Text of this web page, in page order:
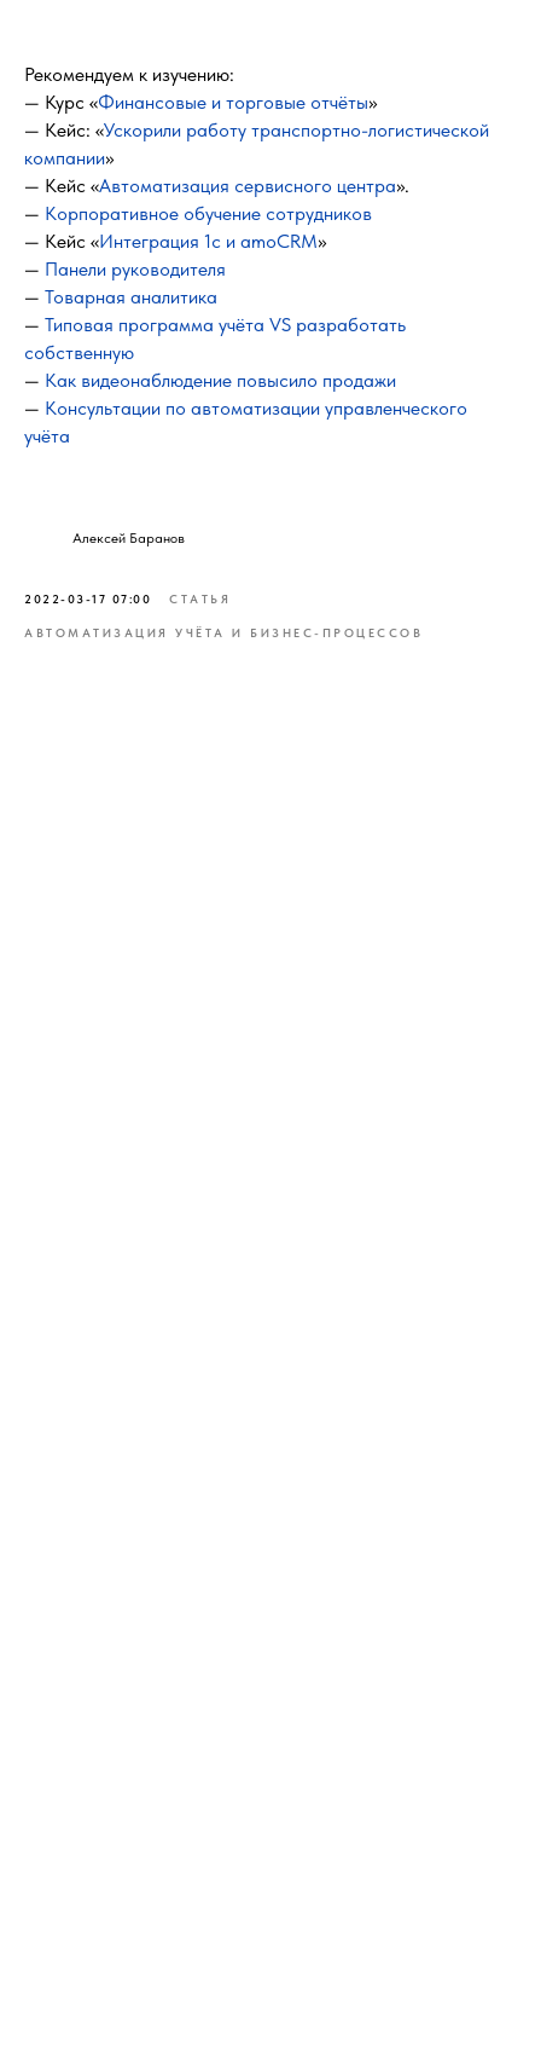
Рекомендуем к изучению:
— Курс «Финансовые и торговые отчёты»
— Кейс: «Ускорили работу транспортно-логистической
компании»
— Кейс «Автоматизация сервисного центра».
— Корпоративное обучение сотрудников
— Кейс «Интеграция 1с и amoCRM»
— Панели руководителя
— Товарная аналитика
— Типовая программа учёта VS разработать
собственную
— Как видеонаблюдение повысило продажи
— Консультации по автоматизации управленческого
учёта
Алексей Баранов
2022-03-17 07:00 СТАТЬЯ
АВТОМАТИЗАЦИЯ УЧЁТА И БИЗНЕС-ПРОЦЕССОВ